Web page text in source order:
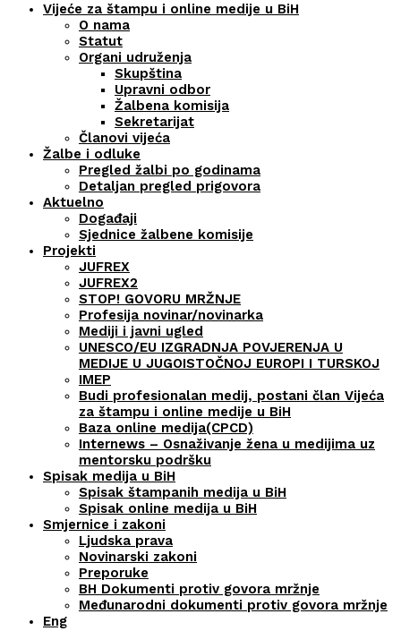
Vijeće za štampu i online medije u BiH
O nama
Statut
Organi udruženja
Skupština
Upravni odbor
Žalbena komisija
Sekretarijat
Članovi vijeća
Žalbe i odluke
Pregled žalbi po godinama
Detaljan pregled prigovora
Aktuelno
Događaji
Sjednice žalbene komisije
Projekti
JUFREX
JUFREX2
STOP! GOVORU MRŽNJE
Profesija novinar/novinarka
Mediji i javni ugled
UNESCO/EU IZGRADNJA POVJERENJA U
MEDIJE U JUGOISTOČNOJ EUROPI I TURSKOJ
IMEP
Budi profesionalan medij, postani član Vijeća
za štampu i online medije u BiH
Baza online medija(CPCD)
Internews – Osnaživanje žena u medijima uz
mentorsku podršku
Spisak medija u BiH
Spisak štampanih medija u BiH
Spisak online medija u BiH
Smjernice i zakoni
Ljudska prava
Novinarski zakoni
Preporuke
BH Dokumenti protiv govora mržnje
Međunarodni dokumenti protiv govora mržnje
Eng